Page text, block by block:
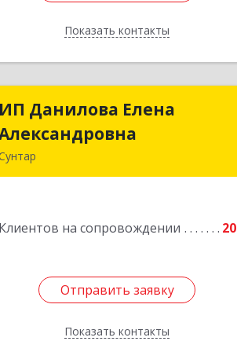
Показать контакты
Назад
ИП Данилова Елена
Клиентов на сопровождении 20
Отправить заявку
Показать контакты
ИП Данилова Елена
Александровна
Отправить заявку
Назад